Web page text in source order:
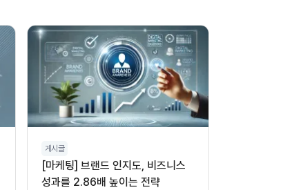
게시글
[마케팅] 브랜드 인지도, 비즈니스
성과를 2.86배 높이는 전략